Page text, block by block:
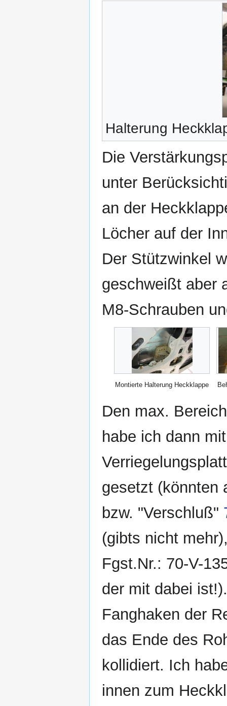
Halterung
Die
unter
an der
Löcher auf der
Der Stützwinkel
geschweißt aber
M8-Schrauben
Montierte Halterung Heckklappe
Den max.
habe ich dann
gesetzt (könnten
bzw. "Verschluß"
(gibts nicht
Fgst.Nr.: 70-V-
der mit dabei
Fanghaken der
das Ende des
kollidiert. Ich
innen zum